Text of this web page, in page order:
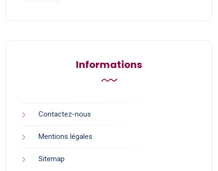
Informations
Contactez-nous
Mentions légales
Sitemap